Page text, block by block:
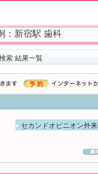
索 結果一覧
セカンドオピニオン外来